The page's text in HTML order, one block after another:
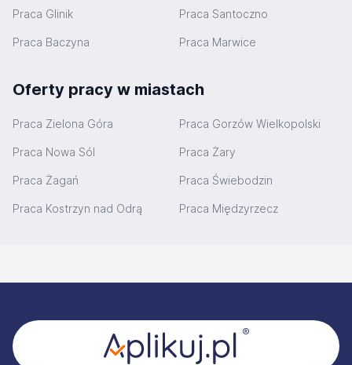
Praca Glinik Praca Santoczno
Praca Baczyna Praca Marwice
Oferty pracy w miastach
Praca Zielona Góra Praca Gorzów Wielkopolski
Praca Nowa Sól Praca Żary
Praca Żagań Praca Świebodzin
Praca Kostrzyn nad Odrą Praca Międzyrzecz